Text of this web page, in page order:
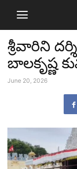
శ్రీవారిని
బాలకృష్ణ
June 20, 2026